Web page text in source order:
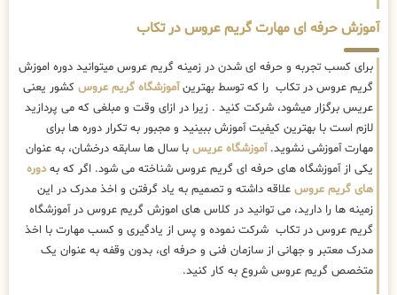
آموزش حرفه ای مهارت گریم عروس در تکاب
برای کسب تجربه و حرفه ای شدن در زمینه گریم عروس میتوانید دوره اموزش
گریم عروس در تکاب را که توسط بهترینآموزشگاه گریم عروس کشور یعنی
عریس برگزار میشود، شرکت کنید . زیرا در ازای وقت و مبلغی که می پردازید
لازم است با بهترین کیفیت آموزش ببینید و مجبور به تکرار دوره ها برای
مهارت آموزشی نشوید.آموزشگاه عریس با سال ها سابقه درخشان، به عنوان
یکی از آموزشگاه های حرفه ای گریم عروس شناخته می شود. اگر که بهدوره
های گریم عروس علاقه داشته و تصمیم به یاد گرفتن و اخذ مدرک در این
زمینه ها را دارید، می توانید در کلاس های اموزش گریم عروس در آموزشگاه
گریم عروس در تکاب شرکت نموده و پس از یادگیری و کسب مهارت با اخذ
مدرک معتبر و جهانی از سازمان فنی و حرفه ای، بدون وقفه به عنوان یک
متخصص گریم عروس شروع به کار کنید.